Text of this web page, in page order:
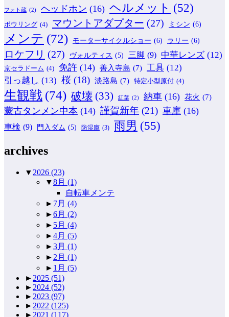
フォト蔵 (2) ヘッドホン (16) ヘルメット (52)
ボウリング (4) マウントアダプター (27) ミシン (6)
メンテ (72) モーターサイクルショー (6) ラリー (6)
ロケフリ (27) ヴォルティス (5) 三脚 (9) 中華レンズ (12)
京セラドーム (4) 免許 (14) 善入寺島 (7) 工具 (12)
引っ越し (13) 桜 (18) 淡路島 (7) 特定小型原付 (4)
生観戦 (74) 破壊 (33) 紅葉 (2) 納車 (16) 花火 (7)
蒙古タンメン中本 (14) 謹賀新年 (21) 車庫 (16)
車検 (9) 門入ダム (5) 防湿庫 (3) 雨男 (55)
archives
▼ 2026 (23)
▼8月 (1)
自転車メンテ
► 7月 (4)
►6月 (2)
► 5月 (4)
►4月 (5)
►3月 (1)
► 2月 (1)
► 1月 (5)
► 2025 (51)
► 2024 (52)
► 2023 (97)
► 2022 (125)
► 2021 (117)